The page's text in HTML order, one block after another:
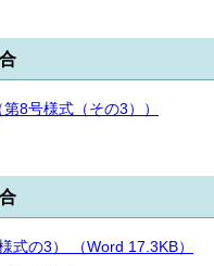
8号様式（その3））
式の3） （Word 17.3KB）